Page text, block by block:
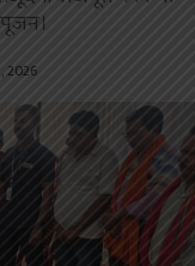
2026